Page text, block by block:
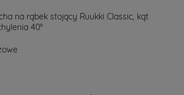
na rąbek stojący Ruukki Classic, kąt
40°